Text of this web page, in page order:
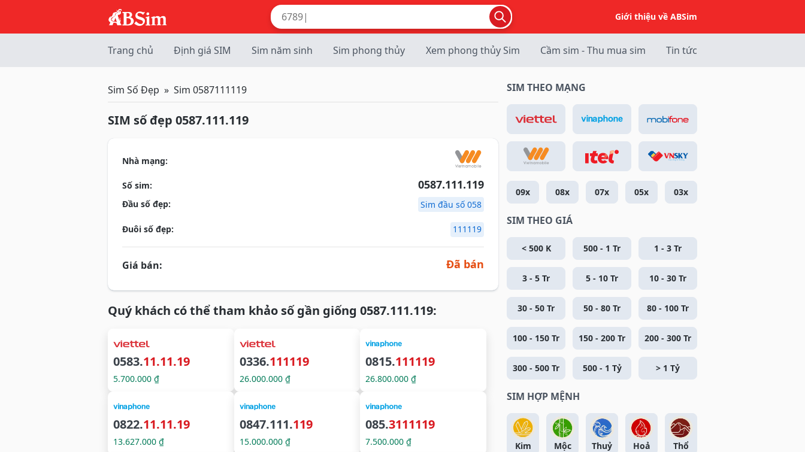
Giới thiệu về ABSim
Trang chủ Định giá SIM Sim năm sinh Sim phong thủy Xem phong thủy Sim Cầm sim - Thu mua sim Tin tức
Sim Số Đẹp Sim 0587111119
SIM số đẹp 0587.111.119
Nhà mạng:
Số sim: 0587.111.119
Đầu số đẹp: Sim đầu số 058
Đuôi số đẹp: 111119
Giá bán: Đã bán
Quý khách có thể tham khảo số gần giống 0587.111.119:
0583.11.11.19
5.700.000 ₫
0336.111119
26.000.000 ₫
0815.111119
26.800.000 ₫
0822.11.11.19
13.627.000 ₫
0847.111.119
15.000.000 ₫
085.3111119
7.500.000 ₫
SIM THEO MẠNG
09x 08x 07x 05x 03x
SIM THEO GIÁ
< 500 K 500 - 1 Tr 1 - 3 Tr
3 - 5 Tr 5 - 10 Tr 10 - 30 Tr
30 - 50 Tr 50 - 80 Tr 80 - 100 Tr
100 - 150 Tr 150 - 200 Tr 200 - 300 Tr
300 - 500 Tr 500 - 1 Tỷ > 1 Tỷ
SIM HỢP MỆNH
Kim Mộc Thuỷ Hoả Thổ